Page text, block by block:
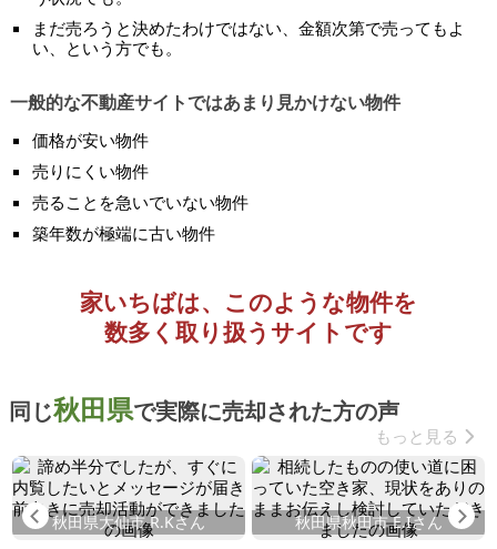
まだ売ろうと決めたわけではない、金額次第で売ってもよ
い、という方でも。
一般的な不動産サイトではあまり見かけない物件
価格が安い物件
売りにくい物件
売ることを急いでいない物件
築年数が極端に古い物件
家いちばは、このような物件を
数多く取り扱うサイトです
同じ秋田県で実際に売却された方の声
もっと見る
Previous
秋田県大仙市 R.Kさん 秋田県秋田市 E.Iさん